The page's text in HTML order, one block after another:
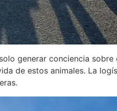
generar conciencia
de estos animales. La